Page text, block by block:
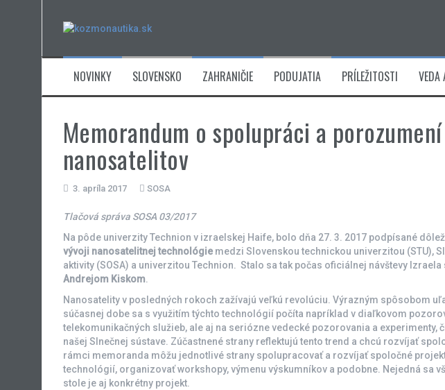
NOVINKY SLOVENSKO ZAHRANIČIE PODUJATIA PRÍLEŽITOSTI VEDA
Memorandum o spolupráci a
nanosatelitov
3. apríla 2017 SOSA
Tlačová správa SOSA 03/2017
Na pôde univerzity Technion v izraelskej Haife, bolo dňa 27. 3. 2017 podpísané
vývoji nanosatelitnej technológiemedzi Slovenskou technickou univerzitou (STU),
aktivity (SOSA) a univerzitou Technion. Stalo sa tak počas oficiálnej návštevy
Andrejom Kiskom.
Nanosatelity v posledných rokoch zažívajú veľkú revolúciu. Výrazným spôsobom
súčasnej dobe sa s využitím týchto technológií počíta napríklad v diaľkovom
telekomunikačných služieb, ale aj na seriózne vedecké pozorovania a experimenty,
našej Slnečnej sústave. Zúčastnené strany reflektujú tento trend a chcú rozvíjať
rámci memoranda môžu jednotlivé strany spolupracovať a rozvíjať spoločné
technológií, organizovať workshopy, výmenu výskumníkov a podobne. Nejedná sa
stole je aj konkrétny projekt.